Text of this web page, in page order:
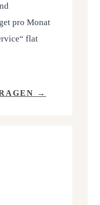
pro Monat
flat
→